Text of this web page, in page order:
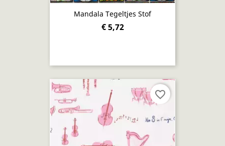
Mandala Tegeltjes Stof
€ 5,72
favorite_border